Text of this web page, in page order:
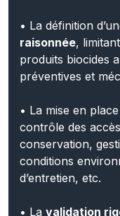
raisonnée,
produits biocides
préventives et
contrôle des
conservation,
conditions
d’entretien, etc.
opératoires, dans